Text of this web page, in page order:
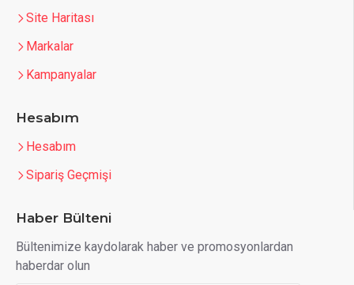
Site Haritası
Markalar
Kampanyalar
Hesabım
Hesabım
Sipariş Geçmişi
Haber Bülteni
Bültenimize kaydolarak haber ve promosyonlardan
haberdar olun